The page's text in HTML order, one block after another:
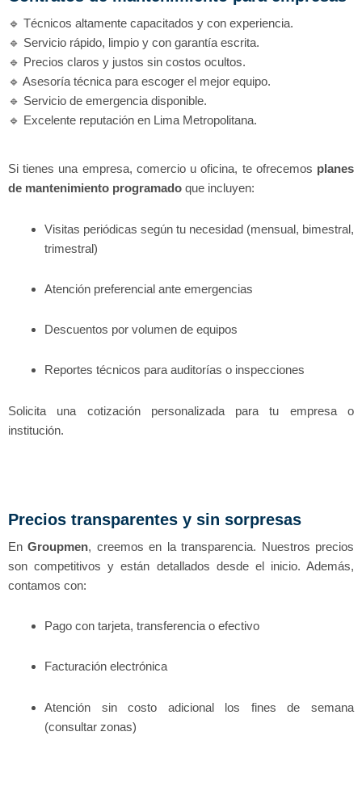
🔹 Técnicos altamente capacitados y con experiencia.
🔹 Servicio rápido, limpio y con garantía escrita.
🔹 Precios claros y justos sin costos ocultos.
🔹 Asesoría técnica para escoger el mejor equipo.
🔹 Servicio de emergencia disponible.
🔹 Excelente reputación en Lima Metropolitana.
Si tienes una empresa, comercio u oficina, te ofrecemos planes
de mantenimiento programado que incluyen:
Visitas periódicas según tu necesidad (mensual, bimestral,
trimestral)
Atención preferencial ante emergencias
Descuentos por volumen de equipos
Reportes técnicos para auditorías o inspecciones
Solicita una cotización personalizada para tu empresa o
institución.
Precios transparentes y sin sorpresas
EnGroupmen, creemos en la transparencia. Nuestros precios
son competitivos y están detallados desde el inicio. Además,
contamos con:
Pago con tarjeta, transferencia o efectivo
Facturación electrónica
Atención sin costo adicional los fines de semana
(consultar zonas)